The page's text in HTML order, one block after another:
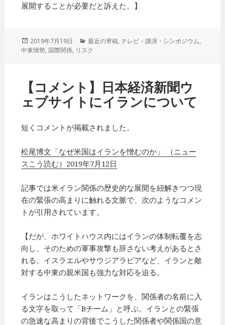
展開することが必要だと訴えた。】
投
稿
2019年7月19日
カ
テ
最近の寄稿, テレビ・講演・シンポジウム,
中東情勢, 国際関係, リスク
【コメント】日本経済新聞ウ
ェブサイトにイランについて
短くコメントが掲載されました。
松尾博文「なぜ米国はイランを憎むのか」 （ニュー
スこう読む）2019年7月12日
記事では米イラン関係の歴史的な展開を紐解きつつ現
在の緊張の高まりに触れる文脈で、次のようなコメン
トが引用されています。
【だが、ホワイトハウス内にはイランの体制転覆を志
向し、そのための軍事攻撃も辞さない考えがあるとさ
れる。イスラエルやサウジアラビアなど、イランと敵
対する中東の親米国も強力な対応を迫る。
イランはこうしたネットワークを、関係者の名前に入
る文字を取って「Bチーム」と呼ぶ。イランとの緊張
の急速な高まりの背後でこうした関係者や関係国の意